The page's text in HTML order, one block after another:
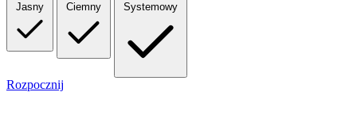
Jasny Ciemny Systemowy
Rozpocznij